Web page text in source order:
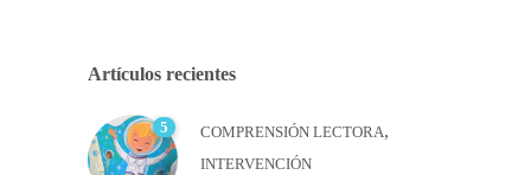
Artículos recientes
5 COMPRENSIÓN LECTORA,
INTERVENCIÓN